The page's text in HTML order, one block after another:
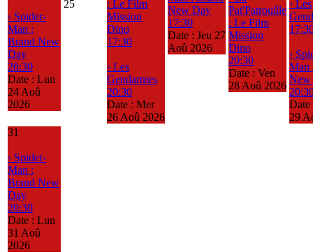
› Spider-
Man :
Brand New
Day
20:30
Date : Lun
24 Aoû
2026
25
: Le Film
Mission
Dino
17:30
› Les
Gendarmes
20:30
Date : Mer
26 Aoû 2026
New Day
17:30
Date : Jeu 27
Aoû 2026
Pat'Patrouille
: Le Film
Mission
Dino
20:30
Date : Ven
28 Aoû 2026
› Les
›
Man
New
29
31
› Spider-
Man :
Brand New
Day
20:30
Date : Lun
31 Aoû
2026